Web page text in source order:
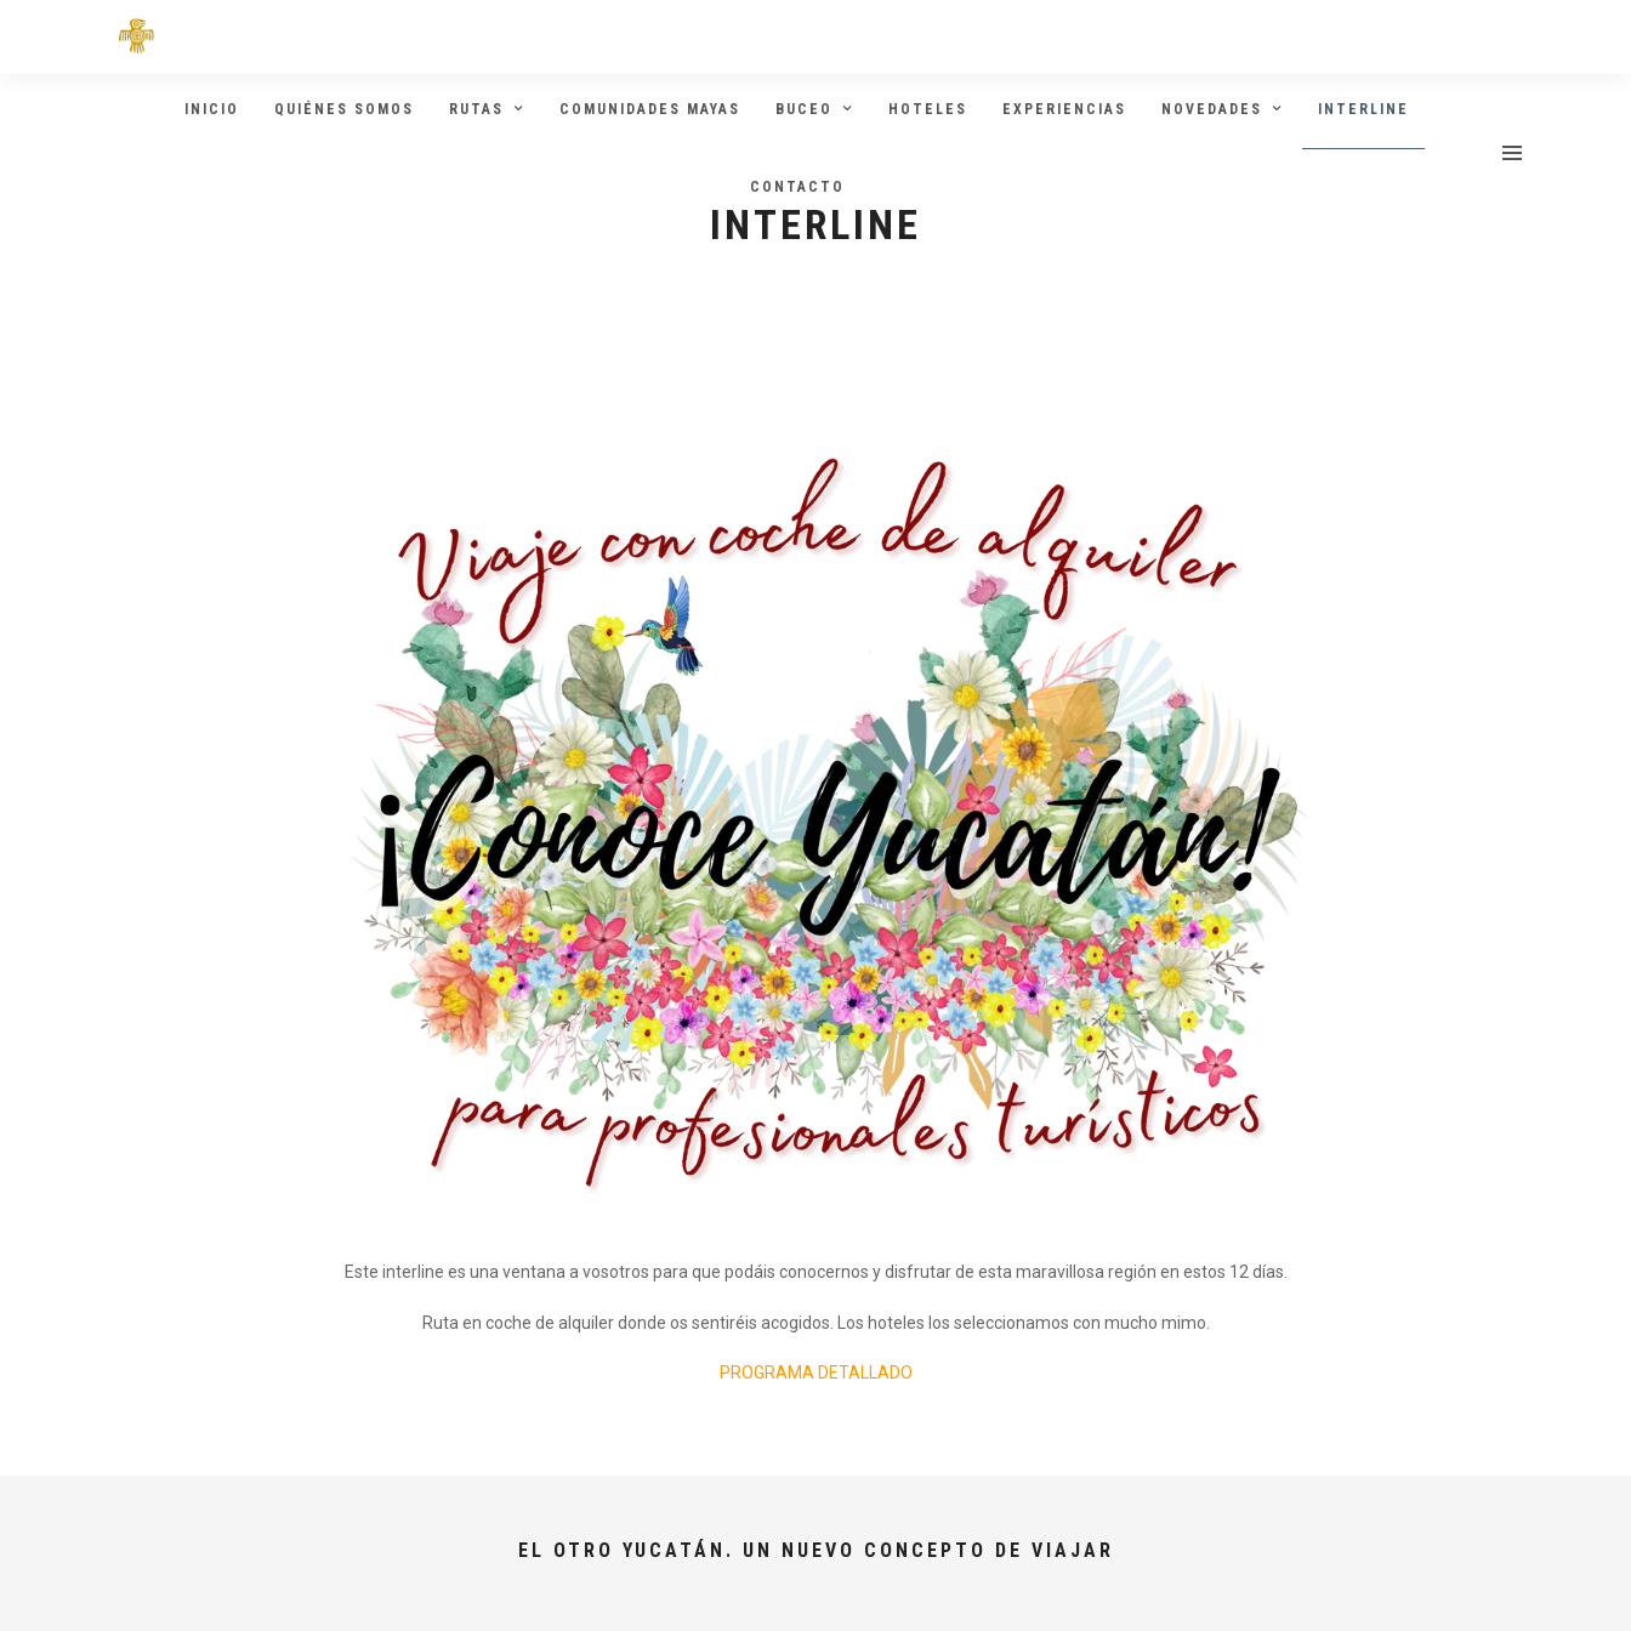
INICIO QUIÉNES SOMOS RUTAS COMUNIDADES MAYAS BUCEO HOTELES EXPERIENCIAS NOVEDADES INTERLINE
CONTACTO
INTERLINE
Este interline es una ventana a vosotros para que podáis conocernos y disfrutar de esta maravillosa región en estos 12 días.
Ruta en coche de alquiler donde os sentiréis acogidos. Los hoteles los seleccionamos con mucho mimo.
PROGRAMA DETALLADO
EL OTRO YUCATÁN. UN NUEVO CONCEPTO DE VIAJAR